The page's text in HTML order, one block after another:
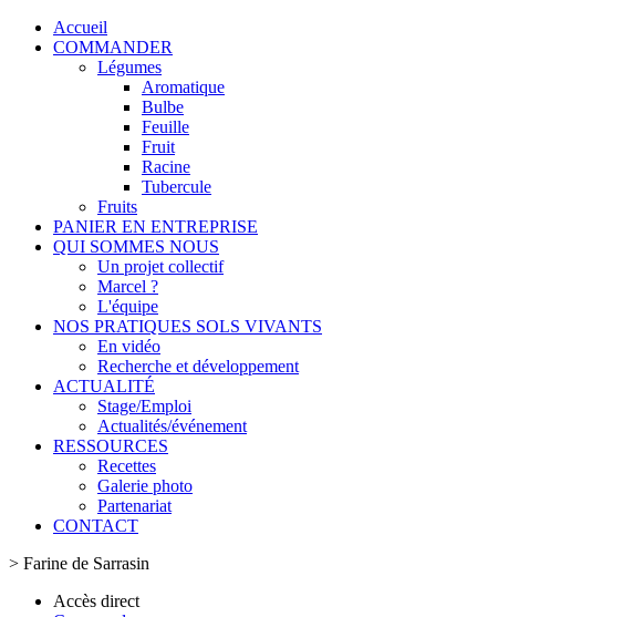
Accueil
COMMANDER
Légumes
Aromatique
Bulbe
Feuille
Fruit
Racine
Tubercule
Fruits
PANIER EN ENTREPRISE
QUI SOMMES NOUS
Un projet collectif
Marcel ?
L'équipe
NOS PRATIQUES SOLS VIVANTS
En vidéo
Recherche et développement
ACTUALITÉ
Stage/Emploi
Actualités/événement
RESSOURCES
Recettes
Galerie photo
Partenariat
CONTACT
> Farine de Sarrasin
Accès direct